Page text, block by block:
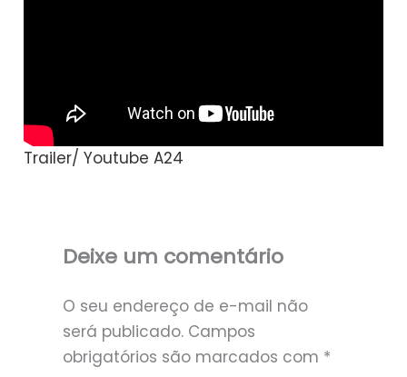
Trailer/ Youtube A24
Deixe um comentário
O seu endereço de e-mail não
será publicado. Campos
obrigatórios são marcados com *